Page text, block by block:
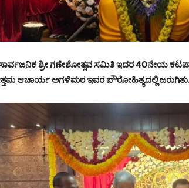
ಶ್ರೀ ಗಣೇಶೋತ್ಸವ ಸಮಿತಿ ಇದರ 40ನೇಯ
ಆಚಾರ್ಯ ಅಗಳಿಮಠ ಇವರ ಪೌರೋಹಿತ್ಯದಲ್ಲಿ